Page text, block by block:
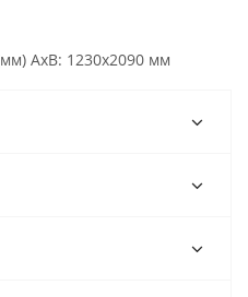
AxB: 1230х2090 мм